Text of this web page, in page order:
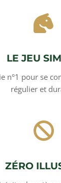
LE JEU
n°1 pour se
régulier et
ZÉRO